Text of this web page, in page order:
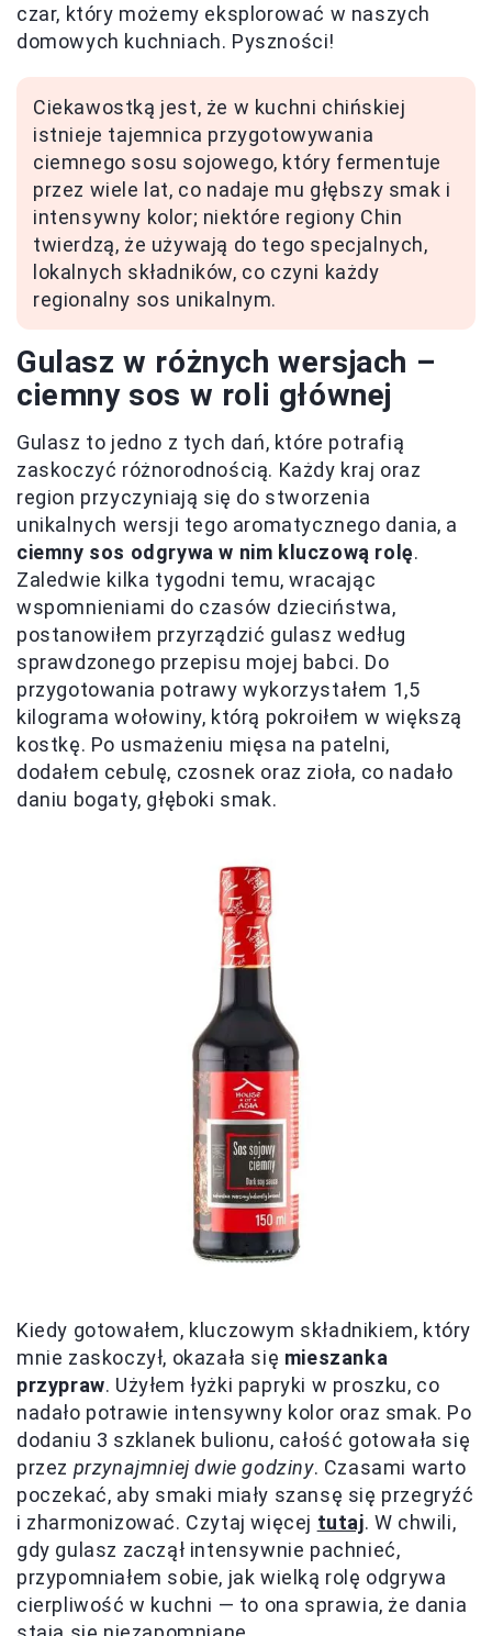
czar, który możemy eksplorować w naszych
domowych kuchniach. Pyszności!
Ciekawostką jest, że w kuchni chińskiej
istnieje tajemnica przygotowywania
ciemnego sosu sojowego, który fermentuje
przez wiele lat, co nadaje mu głębszy smak i
intensywny kolor; niektóre regiony Chin
twierdzą, że używają do tego specjalnych,
lokalnych składników, co czyni każdy
regionalny sos unikalnym.
Gulasz w różnych wersjach –
ciemny sos w roli głównej
Gulasz to jedno z tych dań, które potrafią
zaskoczyć różnorodnością. Każdy kraj oraz
region przyczyniają się do stworzenia
unikalnych wersji tego aromatycznego dania, a
ciemny sos odgrywa w nim kluczową rolę.
Zaledwie kilka tygodni temu, wracając
wspomnieniami do czasów dzieciństwa,
postanowiłem przyrządzić gulasz według
sprawdzonego przepisu mojej babci. Do
przygotowania potrawy wykorzystałem 1,5
kilograma wołowiny, którą pokroiłem w większą
kostkę. Po usmażeniu mięsa na patelni,
dodałem cebulę, czosnek oraz zioła, co nadało
daniu bogaty, głęboki smak.
Kiedy gotowałem, kluczowym składnikiem, który
mnie zaskoczył, okazała się mieszanka
przypraw. Użyłem łyżki papryki w proszku, co
nadało potrawie intensywny kolor oraz smak. Po
dodaniu 3 szklanek bulionu, całość gotowała się
przez przynajmniej dwie godziny. Czasami warto
poczekać, aby smaki miały szansę się przegryźć
i zharmonizować. Czytaj więcej tutaj. W chwili,
gdy gulasz zaczął intensywnie pachnieć,
przypomniałem sobie, jak wielką rolę odgrywa
cierpliwość w kuchni — to ona sprawia, że dania